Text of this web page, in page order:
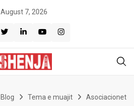
August 7, 2026
Blog Tema e muajit
Asociacionet